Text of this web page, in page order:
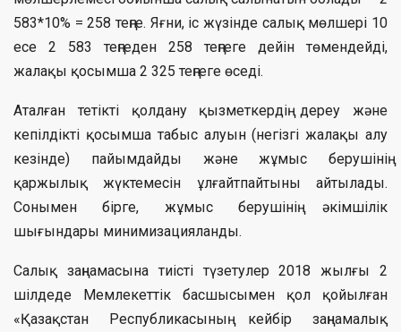
583*10% = 258 теңге. Яғни, іс жүзінде салық мөлшері 10
есе 2 583 теңгеден 258 теңгеге дейін төмендейді,
жалақы қосымша 2 325 теңгеге өседі.
Аталған тетікті қолдану қызметкердің дереу және
кепілдікті қосымша табыс алуын (негізгі жалақы алу
кезінде) пайымдайды және жұмыс берушінің
қаржылық жүктемесін ұлғайтпайтыны айтылады.
Сонымен бірге, жұмыс берушінің әкімшілік
шығындары минимизацияланды.
Салық заңнамасына тиісті түзетулер 2018 жылғы 2
шілдеде Мемлекеттік басшысымен қол қойылған
«Қазақстан Республикасының кейбір заңнамалық